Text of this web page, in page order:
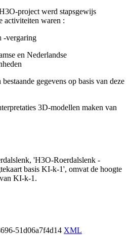
project werd stapsgewijs
activiteiten waren :
-vergaring
en Nederlandse
gegevens op basis van deze
3D-modellen maken van
'H3O-Roerdalslenk -
basis KI-k-1', omvat de hoogte
KI-k-1.
51d06a7f4d14 XML